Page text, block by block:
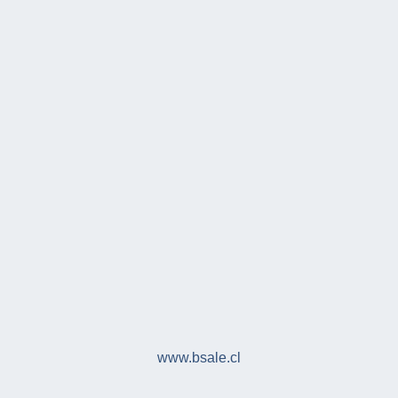
www.bsale.cl